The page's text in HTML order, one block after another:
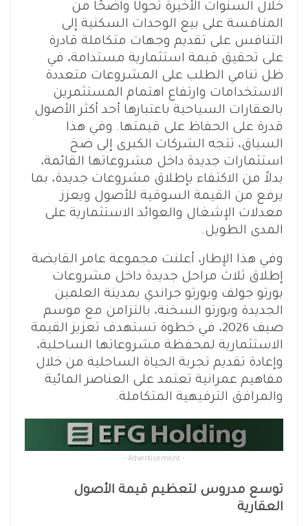
خلال السنوات الأخيرة تحولًا واضحًا من
المنافسة على بيع الوحدات السكنية إلى
التنافس على تقديم وجهات متكاملة قادرة
على تحقيق قيمة استثمارية مستدامة، في
ظل تنامي الطلب على المشروعات متعددة
الاستخدامات وارتفاع اهتمام المستثمرين
بالعقارات السياحية باعتبارها أحد أكثر الأصول
قدرة على الحفاظ على قيمتها. وفي هذا
السياق، تتجه الشركات الكبرى إلى ضخ
استثمارات جديدة داخل مشروعاتها القائمة،
بدلاً من الاكتفاء بإطلاق مشروعات جديدة، بما
يرفع من القيمة السوقية للأصول ويعزز
معدلات الإشغال والعوائد الاستثمارية على
المدى الطويل.
وفي هذا الإطار، أعلنت مجموعة عامر القابضة
إطلاق ثلاث مراحل جديدة داخل مشروعات
بورتو جولف وبورتو جراندي بمدينة العلمين
الجديدة وبورتو السخنة، بالتزامن مع موسم
صيف 2026، في خطوة تستهدف تعزيز القيمة
الاستثمارية لمحفظة مشروعاتها الساحلية،
وإعادة تقديم تجربة الحياة الساحلية من خلال
مفاهيم عمرانية تعتمد على العناصر المائية
والمرافق الترفيهية المتكاملة.
- Advertisement -
توسع مدروس لتعظيم قيمة الأصول
العقارية